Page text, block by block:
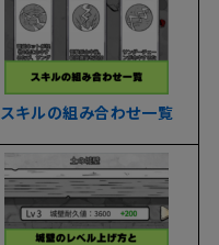
スキルの組み合わせ一覧